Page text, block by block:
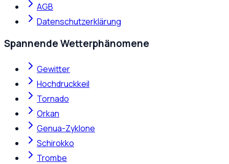
AGB
Datenschutzerklärung
Spannende Wetterphänomene
Gewitter
Hochdruckkeil
Tornado
Orkan
Genua-Zyklone
Schirokko
Trombe